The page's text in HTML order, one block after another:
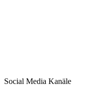
Social Media Kanäle